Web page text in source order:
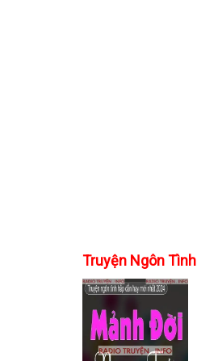
Truyện Ngôn Tình